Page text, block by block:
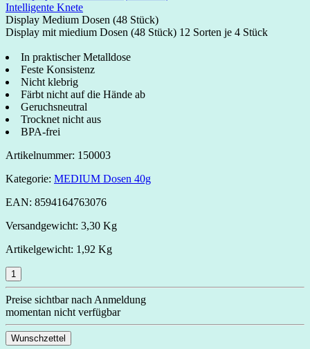
Intelligente Knete
Display Medium Dosen (48 Stück)
Display mit miedium Dosen (48 Stück) 12 Sorten je 4 Stück
In praktischer Metalldose
Feste Konsistenz
Nicht klebrig
Färbt nicht auf die Hände ab
Geruchsneutral
Trocknet nicht aus
BPA-frei
Artikelnummer: 150003
Kategorie: MEDIUM Dosen 40g
EAN: 8594164763076
Versandgewicht: 3,30 Kg
Artikelgewicht: 1,92 Kg
Preise sichtbar nach Anmeldung
momentan nicht verfügbar
Wunschzettel